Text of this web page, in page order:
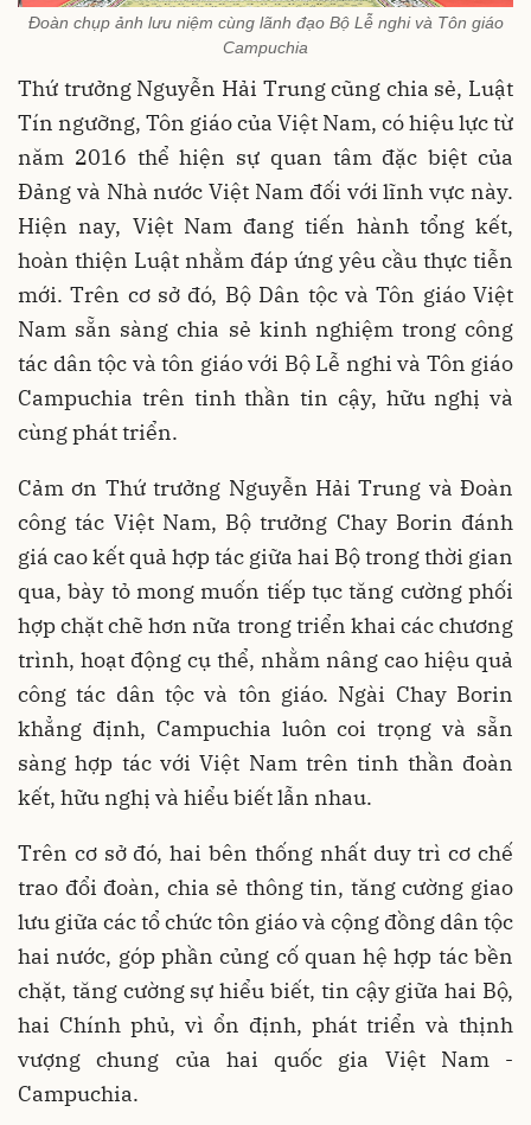
Đoàn chụp ảnh lưu niệm cùng lãnh đạo Bộ Lễ nghi và Tôn giáo
Campuchia
Thứ trưởng Nguyễn Hải Trung cũng chia sẻ, Luật
Tín ngưỡng, Tôn giáo của Việt Nam, có hiệu lực từ
năm 2016 thể hiện sự quan tâm đặc biệt của
Đảng và Nhà nước Việt Nam đối với lĩnh vực này.
Hiện nay, Việt Nam đang tiến hành tổng kết,
hoàn thiện Luật nhằm đáp ứng yêu cầu thực tiễn
mới. Trên cơ sở đó, Bộ Dân tộc và Tôn giáo Việt
Nam sẵn sàng chia sẻ kinh nghiệm trong công
tác dân tộc và tôn giáo với Bộ Lễ nghi và Tôn giáo
Campuchia trên tinh thần tin cậy, hữu nghị và
cùng phát triển.
Cảm ơn Thứ trưởng Nguyễn Hải Trung và Đoàn
công tác Việt Nam, Bộ trưởng Chay Borin đánh
giá cao kết quả hợp tác giữa hai Bộ trong thời gian
qua, bày tỏ mong muốn tiếp tục tăng cường phối
hợp chặt chẽ hơn nữa trong triển khai các chương
trình, hoạt động cụ thể, nhằm nâng cao hiệu quả
công tác dân tộc và tôn giáo. Ngài Chay Borin
khẳng định, Campuchia luôn coi trọng và sẵn
sàng hợp tác với Việt Nam trên tinh thần đoàn
kết, hữu nghị và hiểu biết lẫn nhau.
Trên cơ sở đó, hai bên thống nhất duy trì cơ chế
trao đổi đoàn, chia sẻ thông tin, tăng cường giao
lưu giữa các tổ chức tôn giáo và cộng đồng dân tộc
hai nước, góp phần củng cố quan hệ hợp tác bền
chặt, tăng cường sự hiểu biết, tin cậy giữa hai Bộ,
hai Chính phủ, vì ổn định, phát triển và thịnh
vượng chung của hai quốc gia Việt Nam -
Campuchia.